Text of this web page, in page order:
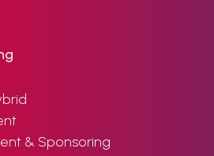
& Sponsoring